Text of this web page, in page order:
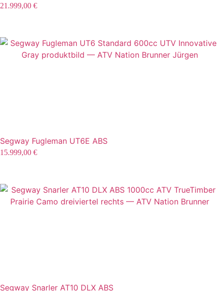
21.999,00 €
Segway Fugleman UT6E ABS
15.999,00 €
Segway Snarler AT10 DLX ABS